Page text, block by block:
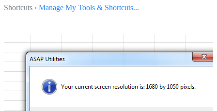
Shortcuts › Manage My Tools & Shortcuts...